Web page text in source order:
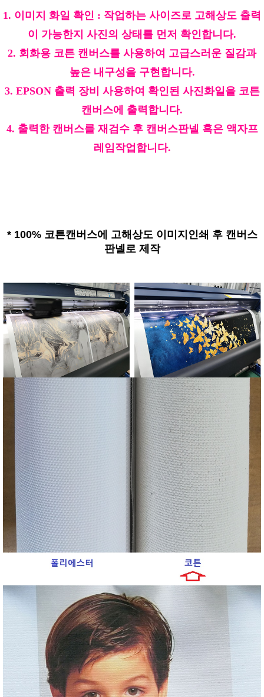
1. 이미지 화일 확인 : 작업하는 사이즈로 고해상도 출력
이 가능한지 사진의 상태를 먼저 확인합니다.
2. 회화용 코튼 캔버스를 사용하여 고급스러운 질감과
높은 내구성을 구현합니다.
3. EPSON 출력 장비 사용하여 확인된 사진화일을 코튼
캔버스에 출력합니다.
4. 출력한 캔버스를 재검수 후 캔버스판넬 혹은 액자프
레임작업합니다.
* 100% 코튼캔버스에 고해상도 이미지인쇄 후 캔버스
판넬로 제작